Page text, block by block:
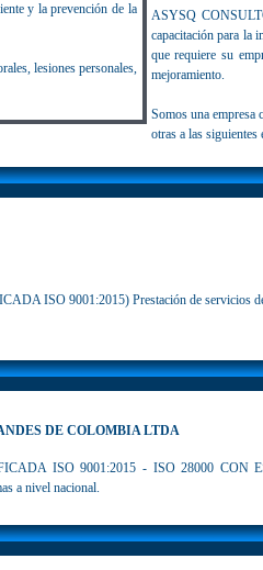
y la prevención de la
lesiones personales,
ASYSQ
capacitación para la
que requiere su
mejoramiento.
Somos una empresa
otras a las siguientes
ISO 9001:2015) Prestación de servicios
DE COLOMBIA LTDA
ISO 9001:2015 - ISO 28000 CON
a nivel nacional.